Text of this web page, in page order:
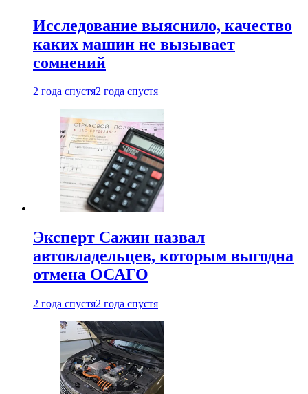
Исследование выяснило, качество
каких машин не вызывает
сомнений
2 года спустя2 года спустя
Эксперт Сажин назвал
автовладельцев, которым выгодна
отмена ОСАГО
2 года спустя2 года спустя